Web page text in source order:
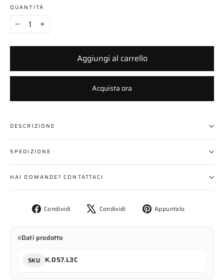
QUANTITÀ
+
Aggiungi al carrello
Acquista ora
DESCRIZIONE
SPEDIZIONE
HAI DOMANDE? CONTATTACI
Condividi
Condividi
Facebook
Condividi
Twitta
X
Appuntalo
pin
Dati prodotto
SKU K.057.L3C